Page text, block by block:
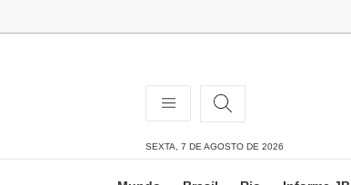
SEXTA, 7 DE AGOSTO DE 2026